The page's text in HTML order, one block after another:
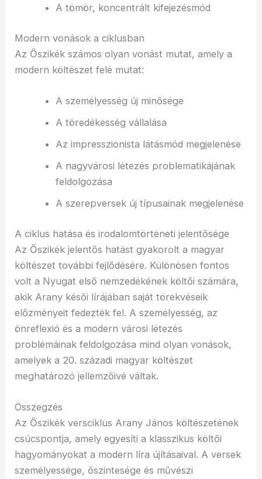
A tömör, koncentrált kifejezésmód
Modern vonások a ciklusban
Az Őszikék számos olyan vonást mutat, amely a
modern költészet felé mutat:
A személyesség új minősége
A töredékesség vállalása
Az impresszionista látásmód megjelenése
A nagyvárosi létezés problematikájának
feldolgozása
A szerepversek új típusainak megjelenése
A ciklus hatása és irodalomtörténeti jelentősége
Az Őszikék jelentős hatást gyakorolt a magyar
költészet további fejlődésére. Különösen fontos
volt a Nyugat első nemzedékének költői számára,
akik Arany késői lírájában saját törekvéseik
előzményeit fedezték fel. A személyesség, az
önreflexió és a modern városi létezés
problémáinak feldolgozása mind olyan vonások,
amelyek a 20. századi magyar költészet
meghatározó jellemzőivé váltak.
Összegzés
Az Őszikék versciklus Arany János költészetének
csúcspontja, amely egyesíti a klasszikus költői
hagyományokat a modern líra újításaival. A versek
személyessége, őszintesége és művészi